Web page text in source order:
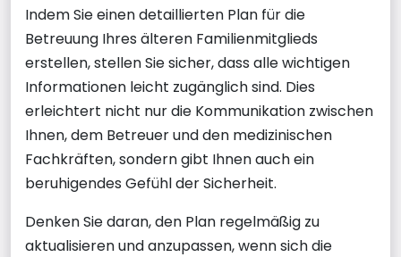
Indem Sie einen detaillierten Plan für die
Betreuung Ihres älteren Familienmitglieds
erstellen, stellen Sie sicher, dass alle wichtigen
Informationen leicht zugänglich sind. Dies
erleichtert nicht nur die Kommunikation zwischen
Ihnen, dem Betreuer und den medizinischen
Fachkräften, sondern gibt Ihnen auch ein
beruhigendes Gefühl der Sicherheit.
Denken Sie daran, den Plan regelmäßig zu
aktualisieren und anzupassen, wenn sich die